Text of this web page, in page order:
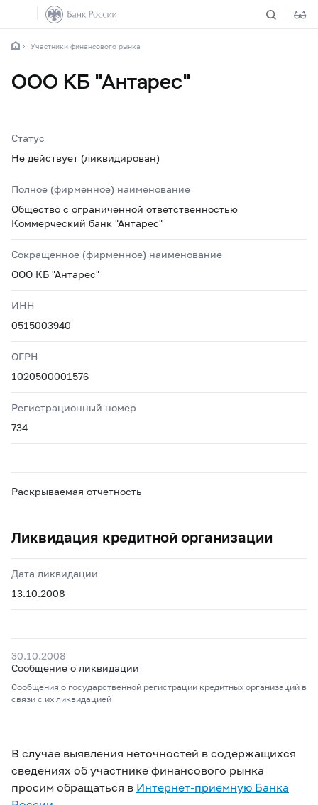
Участники финансового рынка
ООО КБ "Антарес"
Статус
Не действует (ликвидирован)
Полное (фирменное) наименование
Общество с ограниченной ответственностью
Коммерческий банк "Антарес"
Сокращенное (фирменное) наименование
ООО КБ "Антарес"
ИНН
0515003940
ОГРН
1020500001576
Регистрационный номер
734
Раскрываемая отчетность
Ликвидация кредитной организации
Дата ликвидации
13.10.2008
30.10.2008
Сообщение о ликвидации
Сообщения о государственной регистрации кредитных организаций в
связи с их ликвидацией
В случае выявления неточностей в содержащихся
сведениях об участнике финансового рынка
просим обращаться в Интернет-приемную Банка